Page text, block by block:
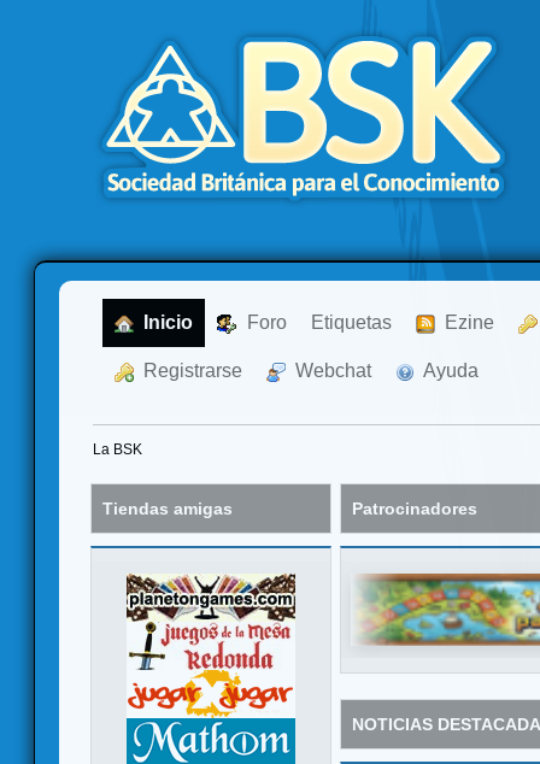
Inicio Foro Etiquetas Ezine
Registrarse Webchat Ayuda
La BSK
Tiendas amigas Patrocinadores
NOTICIAS